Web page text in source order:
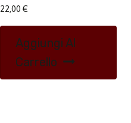
22,00 €
Aggiungi Al
Carrello